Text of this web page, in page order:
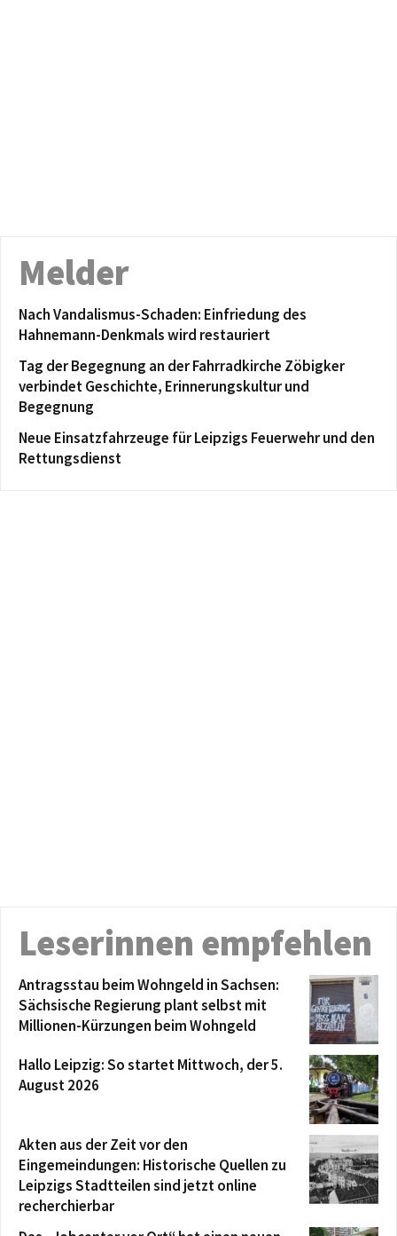
Melder
Nach Vandalismus-Schaden: Einfriedung des
Hahnemann-Denkmals wird restauriert
Tag der Begegnung an der Fahrradkirche Zöbigker
verbindet Geschichte, Erinnerungskultur und
Begegnung
Neue Einsatzfahrzeuge für Leipzigs Feuerwehr und den
Rettungsdienst
Leserinnen empfehlen
Antragsstau beim Wohngeld in Sachsen:
Sächsische Regierung plant selbst mit
Millionen-Kürzungen beim Wohngeld
Hallo Leipzig: So startet Mittwoch, der 5.
August 2026
Akten aus der Zeit vor den
Eingemeindungen: Historische Quellen zu
Leipzigs Stadtteilen sind jetzt online
recherchierbar